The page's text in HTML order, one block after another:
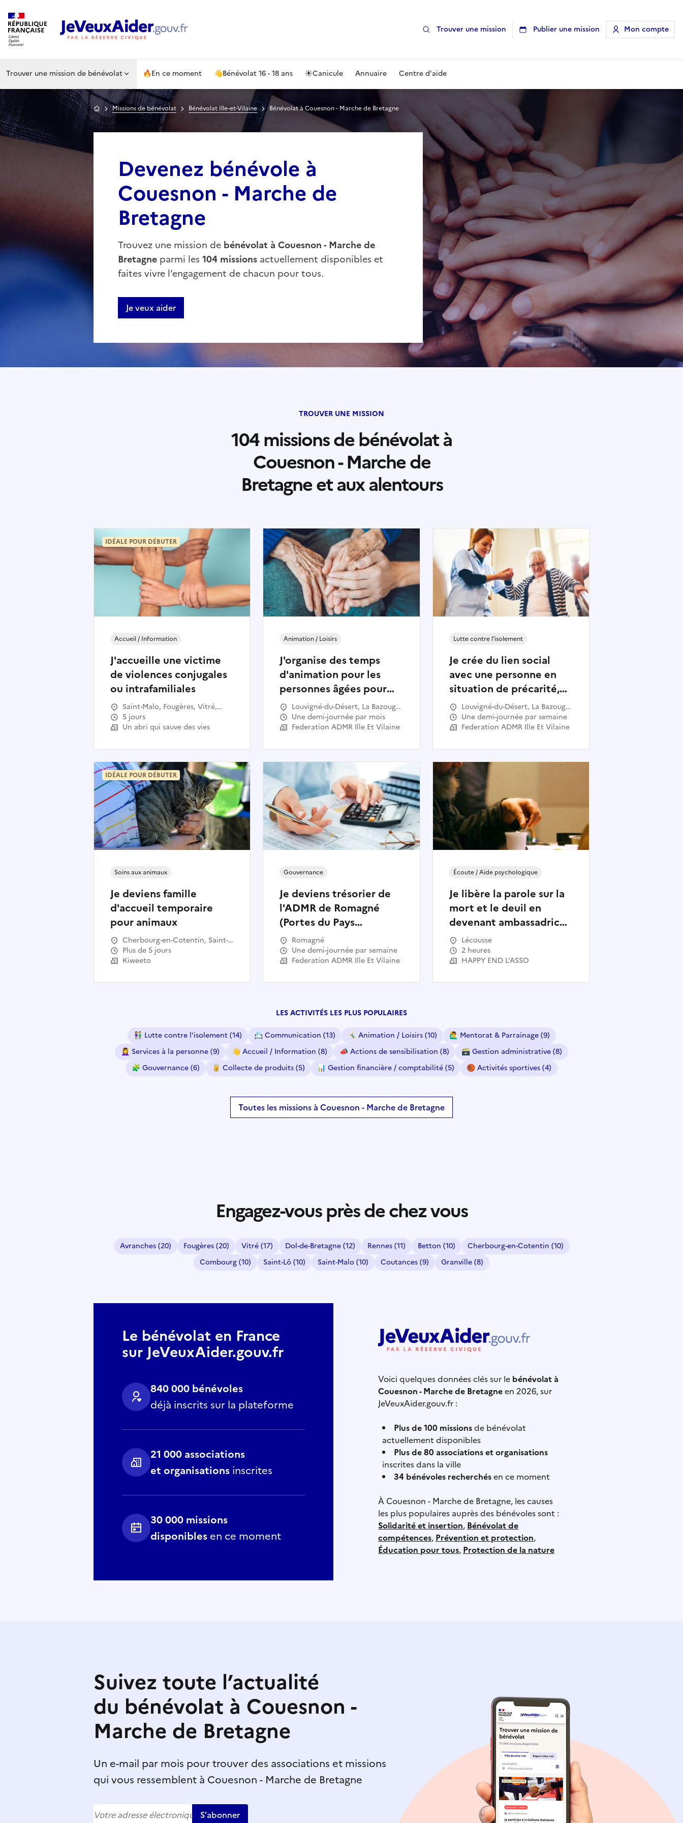
Trouver une mission Publier une mission Mon compte
Trouver une mission de bénévolat 🔥En ce moment 👋Bénévolat 16 - 18 ans ☀️Canicule Annuaire Centre d'aide
AccueilMissions de bénévolat Bénévolat Ille-et-Vilaine Bénévolat à Couesnon - Marche de Bretagne
Devenez bénévole à
Couesnon - Marche de
Bretagne
Trouvez une mission de bénévolat à Couesnon - Marche de
Bretagne parmi les 104 missions actuellement disponibles et
faites vivre l’engagement de chacun pour tous.
Je veux aider
TROUVER UNE MISSION
104 missions de bénévolat à
Couesnon - Marche de
Bretagneet aux alentours
J'accueille une victime
de violences conjugales
ou intrafamiliales
Accueil / Information
Saint-Malo, Fougères, Vitré,
Rennes, Montauban-de-
Bretagne, Bain-de-Bretagne, La
Dol-de-Bretagne, Val-Couesnon,
Montfort-sur-Meu, Bécherel,
Dinard, Saint-Briac-sur-Mer,
Liffré, La Mézière
5 jours
Un abri qui sauve des vies
IDÉALE POUR DÉBUTER
J'organise des temps
d'animation pour les
personnes âgées pour
l'ADMR Louvigné du
Désert
Animation / Loisirs
Louvigné-du-Désert, La Bazouge-
du-Désert, Villamée, Poilley, Le
Ferré, Saint-Georges-de-
Une demi-journée par mois
Federation ADMR Ille Et Vilaine
Je crée du lien social
avec une personne en
situation de précarité,
âgée ou en situation de
handicap
Lutte contre l'isolement
Louvigné-du-Désert, La Bazouge-
du-Désert, Villamée, Poilley, Le
Ferré, Saint-Georges-de-
Une demi-journée par semaine
Federation ADMR Ille Et Vilaine
Je deviens famille
d'accueil temporaire
pour animaux
Soins aux animaux
Cherbourg-en-Cotentin, Saint-
Lô, Granville, La Hague,
Avranches, Carentan-les-Marais,
Bricquebec-en-Cotentin, Saint-
Haye, Villedieu-les-Poêles-
Rouffigny, Bourgvallées
Plus de 5 jours
Kiweeto
IDÉALE POUR DÉBUTER
Je deviens trésorier de
l'ADMR de Romagné
(Portes du Pays
Fougerais)
Gouvernance
Romagné
Une demi-journée par semaine
Federation ADMR Ille Et Vilaine
Je libère la parole sur la
mort et le deuil en
devenant ambassadrice
ou ambassadeur des
Apéros de la mort
Écoute / Aide psychologique
Lécousse
2 heures
HAPPY END L'ASSO
LES ACTIVITÉS LES PLUS POPULAIRES
👫 Lutte contre l'isolement (14) 📇 Communication (13) 🤸‍♂️ Animation / Loisirs (10) 🙋‍♂️ Mentorat & Parrainage (9)
💆‍♀️ Services à la personne(9) 👋Accueil / Information (8) 📣 Actions de sensibilisation (8) 🗃Gestion administrative(8)
🧩 Gouvernance(6) 🥫 Collecte de produits(5) 📊 Gestion financière / comptabilité(5) 🏀Activités sportives(4)
Toutes les missions à Couesnon - Marche de Bretagne
Engagez-vous près de chez vous
Avranches(20) Fougères(20) Vitré(17) Dol-de-Bretagne(12) Rennes(11) Betton (10) Cherbourg-en-Cotentin (10)
Combourg(10) Saint-Lô(10) Saint-Malo(10) Coutances(9) Granville(8)
Le bénévolat en France
sur JeVeuxAider.gouv.fr
840 000 bénévoles
déjà inscrits sur la plateforme
21 000 associations
et organisations inscrites
30 000 missions
disponibles en ce moment
Voici quelques données clés sur le bénévolat à
Couesnon - Marche de Bretagneen 2026, sur
JeVeuxAider.gouv.fr :
Plus de 100 missionsde bénévolat
actuellement disponibles
Plus de 80 associations et organisations
inscrites dans la ville
34 bénévoles recherchésen ce moment
à Couesnon - Marche de Bretagne, les causes
les plus populaires auprès des bénévoles sont :
Solidarité et insertion, Bénévolat de
compétences, Prévention et protection,
Éducation pour tous, Protection de la nature
Suivez toute l’actualité
du bénévolat à Couesnon -
Marche de Bretagne
Un e-mail par mois pour trouver des associations et missions
qui vous ressemblent à Couesnon - Marche de Bretagne
S'abonner